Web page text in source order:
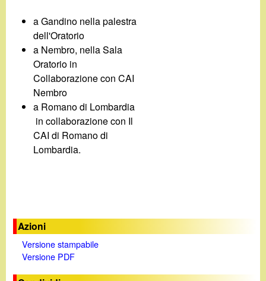
a Gandino nella palestra
dell'Oratorio
a Nembro, nella Sala
Oratorio in
Collaborazione con CAI
Nembro
a Romano di Lombardia
in collaborazione con Il
CAI di Romano di
Lombardia.
Azioni
Versione stampabile
Versione PDF